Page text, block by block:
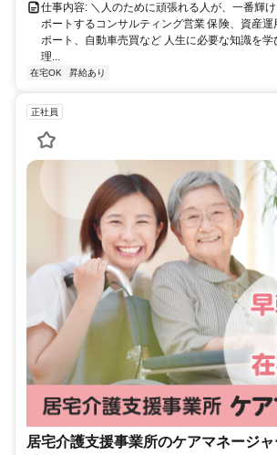
仕事内容: ＼人のために頑張れる人が、一番輝
ポートするコンサルティング営業 保険、資産
ポート、自動車売買など 人生に必要な知識を
理...
在宅OK 昇給あり
正社員
居宅介護支援事業所のケアマネージ